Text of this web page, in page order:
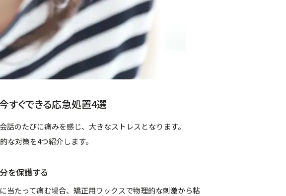
すぐできる応急処置4選
のたびに痛みを感じ、大きなストレスとなります。
な対策を4つ紹介します。
を保護する
当たって痛む場合、矯正用ワックスで物理的な刺激から粘